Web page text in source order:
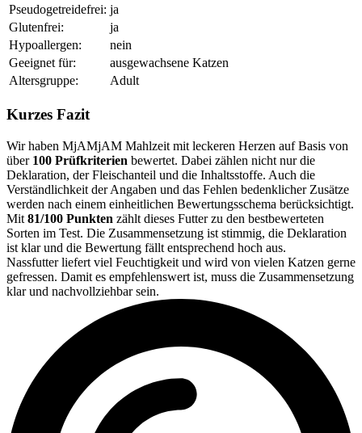
Pseudogetreidefrei: ja
Glutenfrei:
ja
Hypoallergen:
nein
Geeignet für:
ausgewachsene Katzen
Altersgruppe:
Adult
Kurzes Fazit
Wir haben MjAMjAM Mahlzeit mit leckeren Herzen auf Basis von
über 100 Prüfkriterien bewertet. Dabei zählen nicht nur die
Deklaration, der Fleischanteil und die Inhaltsstoffe. Auch die
Verständlichkeit der Angaben und das Fehlen bedenklicher Zusätze
werden nach einem einheitlichen Bewertungsschema berücksichtigt.
Mit 81/100 Punkten zählt dieses Futter zu den bestbewerteten
Sorten im Test. Die Zusammensetzung ist stimmig, die Deklaration
ist klar und die Bewertung fällt entsprechend hoch aus.
Nassfutter liefert viel Feuchtigkeit und wird von vielen Katzen gerne
gefressen. Damit es empfehlenswert ist, muss die Zusammensetzung
klar und nachvollziehbar sein.